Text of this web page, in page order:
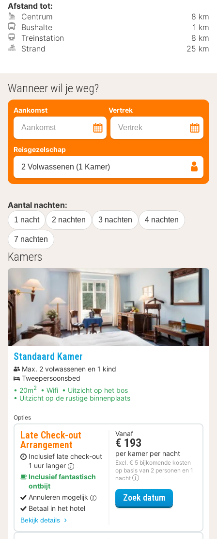
Afstand tot:
Centrum
8 km
Bushalte
1 km
Treinstation
8 km
Strand
25 km
Wanneer wil je weg?
Aankomst Vertrek
Aankomst Vertrek
Reisgezelschap
2 Volwassenen (1 Kamer)
Aantal nachten:
1 nacht 2 nachten 3 nachten 4 nachten
7 nachten
Kamers
Standaard Kamer
Max. 2 volwassenen en 1 kind
Tweepersoonsbed
20m2 Wifi
Uitzicht op het bos
Uitzicht op de rustige binnenplaats
Opties
Late Check-out
Arrangement
Inclusief late check-out
1 uur langer
Inclusief fantastisch
ontbijt
Annuleren mogelijk
Betaal in het hotel
Bekijk details
Vanaf
€ 193
per kamer per nacht
Excl. € 5 bijkomende kosten
op basis van 2 personen en 1
nacht
Zoek datumvoor Late